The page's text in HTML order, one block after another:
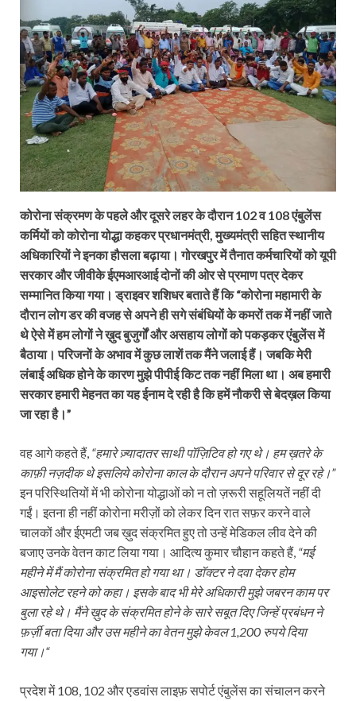
कोरोना संक्रमण के पहले और दूसरे लहर के दौरान 102 व 108 एंबुलेंस
कर्मियों को कोरोना योद्धा कहकर प्रधानमंत्री, मुख्यमंत्री सहित स्थानीय
अधिकारियों ने इनका हौसला बढ़ाया। गोरखपुर में तैनात कर्मचारियों को यूपी
सरकार और जीवीके ईएमआरआई दोनों की ओर से प्रमाण पत्र देकर
सम्मानित किया गया। ड्राइवर शशिधर बताते हैं कि “कोरोना महामारी के
दौरान लोग डर की वजह से अपने ही सगे संबंधियों के कमरों तक में नहीं जाते
थे ऐसे में हम लोगों ने ख़ुद बुजुर्गों और असहाय लोगों को पकड़कर एंबुलेंस में
बैठाया। परिजनों के अभाव में कुछ लाशें तक मैंने जलाई हैं। जबकि मेरी
लंबाई अधिक होने के कारण मुझे पीपीई किट तक नहीं मिला था। अब हमारी
सरकार हमारी मेहनत का यह ईनाम दे रही है कि हमें नौकरी से बेदख़ल किया
जा रहा है।”
वह आगे कहते हैं, “हमारे ज़्यादातर साथी पॉज़िटिव हो गए थे। हम ख़तरे के
काफ़ी नज़दीक थे इसलिये कोरोना काल के दौरान अपने परिवार से दूर रहे।”
इन परिस्थितियों में भी कोरोना योद्धाओं को न तो ज़रूरी सहूलियतें नहीं दी
गईं। इतना ही नहीं कोरोना मरीज़ों को लेकर दिन रात सफ़र करने वाले
चालकों और ईएमटी जब ख़ुद संक्रमित हुए तो उन्हें मेडिकल लीव देने की
बजाए उनके वेतन काट लिया गया। आदित्य कुमार चौहान कहते हैं, “मई
महीने में मैं कोरोना संक्रमित हो गया था। डॉक्टर ने दवा देकर होम
आइसोलेट रहने को कहा। इसके बाद भी मेरे अधिकारी मुझे जबरन काम पर
बुला रहे थे। मैंने ख़ुद के संक्रमित होने के सारे सबूत दिए जिन्हें प्रबंधन ने
फ़र्ज़ी बता दिया और उस महीने का वेतन मुझे केवल 1,200 रुपये दिया
गया।“
प्रदेश में 108, 102 और एडवांस लाइफ़ सपोर्ट एंबुलेंस का संचालन करने